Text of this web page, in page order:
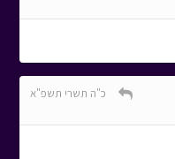
כ"ה תשרי תשפ"א